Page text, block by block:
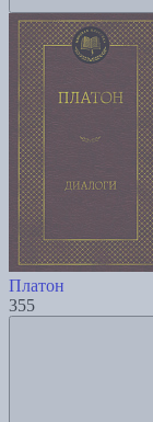
Платон
355